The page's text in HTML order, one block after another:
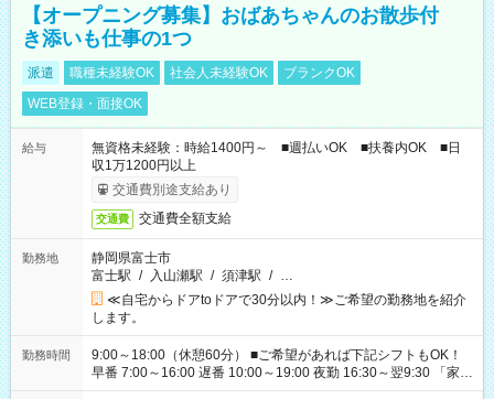
【オープニング募集】おばあちゃんのお散歩付
き添いも仕事の1つ
派遣 職種未経験OK 社会人未経験OK
ブランクOK
WEB登録・面接OK
給与
無資格未経験：時給1400円～ ■週払いOK ■扶養内OK ■日
収1万1200円以上
交通費別途支給あり
交通費 交通費全額支給
勤務地
静岡県富士市
富士駅 / 入山瀬駅 / 須津駅 / …
≪自宅からドアtoドアで30分以内！≫ご希望の勤務地を紹介
します。
勤務時間
9:00～18:00（休憩60分） ■ご希望があれば下記シフトもOK！
早番 7:00～16:00 遅番 10:00～19:00 夜勤 16:30～翌9:30 「家族
と休みを合わせたい」 「余裕を持って夕飯の準備がしたい」